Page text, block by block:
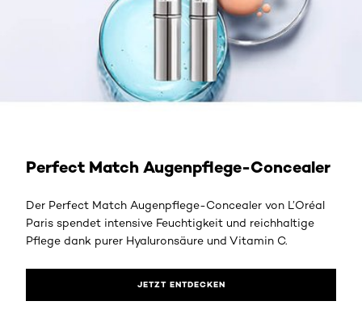
Perfect Match Augenpflege-Concealer
Der Perfect Match Augenpflege-Concealer von L’Oréal
Paris spendet intensive Feuchtigkeit und reichhaltige
Pflege dank purer Hyaluronsäure und Vitamin C.
JETZT ENTDECKEN